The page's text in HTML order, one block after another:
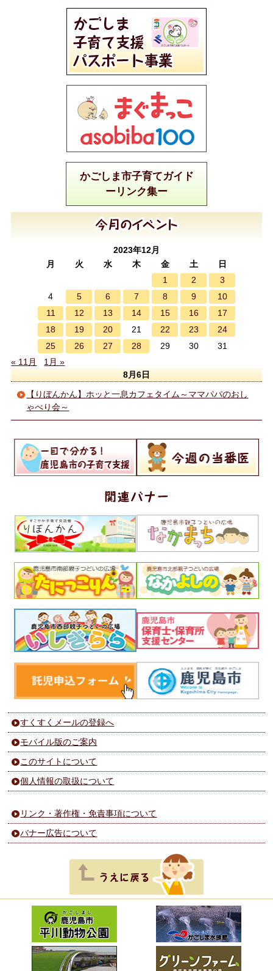
かごしま市子育てガイド
ーリンク集ー
2023年12月
月
火 水 木 金 土
日
1
2
3
4
5 6 7 8 9
10
11
12 13 14 15 16
17
18
19 20 21 22 23
24
25
26 27 28 29 30
31
« 11月
1月 »
8月6日
【りぼんかん】ホッと一息カフェタイム～ママパパのおし
ゃべり会～
すくすくメールの登録へ
モバイル版のご案内
このサイトについて
個人情報の取扱について
リンク・著作権・免責事項について
バナー広告について